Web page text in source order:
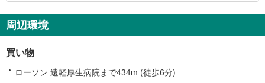
町
に
す
る
周辺環境
買い物
ローソン 遠軽厚生病院まで434m (徒歩6分)